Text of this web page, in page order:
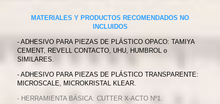
MATERIALES Y PRODUCTOS RECOMENDADOS NO
INCLUIDOS
- ADHESIVO PARA PIEZAS DE PLÁSTICO OPACO: TAMIYA
CEMENT, REVELL CONTACTO, UHU, HUMBROL o
SIMILARES.
- ADHESIVO PARA PIEZAS DE PLÁSTICO TRANSPARENTE:
MICROSCALE, MICROKRISTAL KLEAR.
- HERRAMIENTA BÁSICA: CUTTER X-ACTO Nº1.